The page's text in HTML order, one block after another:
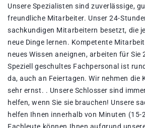
Unsere Spezialisten sind zuverlässige,
freundliche Mitarbeiter. Unser 24-
sachkundigen Mitarbeitern besetzt, die
neue Dinge lernen. Kompetente
neues Wissen aneignen, arbeiten für Sie
Speziell geschultes Fachpersonal ist
da, auch an Feiertagen. Wir nehmen die
sehr ernst. . Unsere Schlosser sind
helfen, wenn Sie sie brauchen! Unsere
helfen Ihnen innerhalb von Minuten (15-